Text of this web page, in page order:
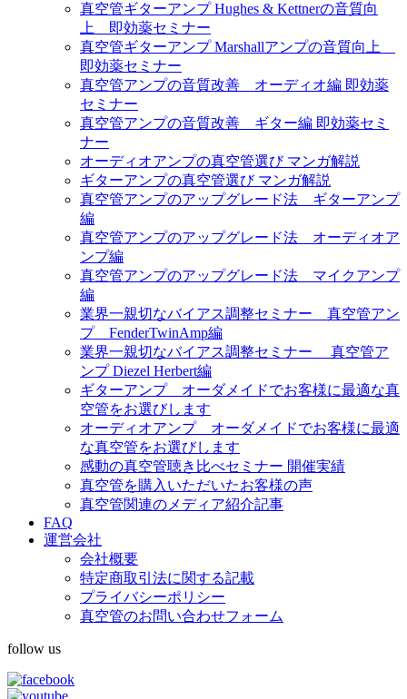
真空管ギターアンプ Hughes & Kettnerの音質向
上 即効薬セミナー
真空管ギターアンプ Marshallアンプの音質向上
即効薬セミナー
真空管アンプの音質改善 オーディオ編 即効薬
セミナー
真空管アンプの音質改善 ギター編 即効薬セミ
ナー
オーディオアンプの真空管選び マンガ解説
ギターアンプの真空管選び マンガ解説
真空管アンプのアップグレード法 ギターアンプ
編
真空管アンプのアップグレード法 オーディオア
ンプ編
真空管アンプのアップグレード法 マイクアンプ
編
業界一親切なバイアス調整セミナー 真空管アン
プ FenderTwinAmp編
業界一親切なバイアス調整セミナー 真空管ア
ンプ Diezel Herbert編
ギターアンプ オーダメイドでお客様に最適な真
空管をお選びします
オーディオアンプ オーダメイドでお客様に最適
な真空管をお選びします
感動の真空管聴き比べセミナー 開催実績
真空管を購入いただいたお客様の声
真空管関連のメディア紹介記事
FAQ
運営会社
会社概要
特定商取引法に関する記載
プライバシーポリシー
真空管のお問い合わせフォーム
follow us